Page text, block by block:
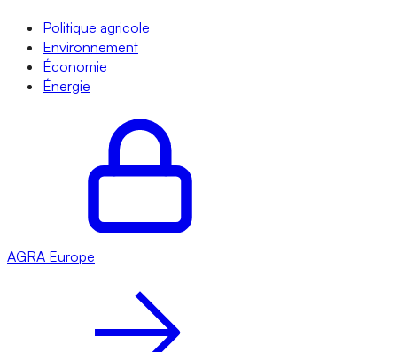
Politique agricole
Environnement
Économie
Énergie
AGRA Europe